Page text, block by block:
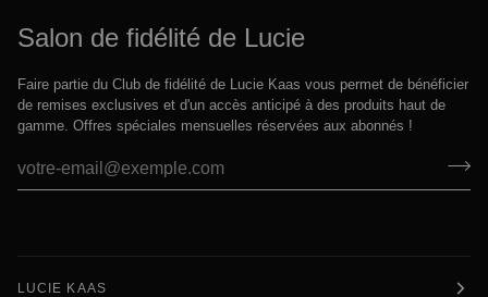
Salon de fidélité de Lucie
Faire partie du Club de fidélité de Lucie Kaas vous permet de bénéficier
de remises exclusives et d'un accès anticipé à des produits haut de
gamme. Offres spéciales mensuelles réservées aux abonnés !
LUCIE KAAS